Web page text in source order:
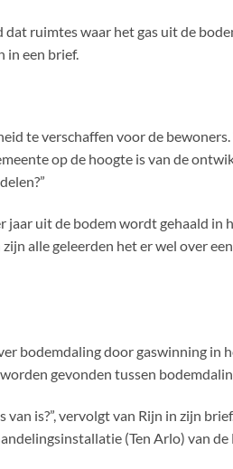
ruimtes waar het gas uit de
in een brief.
te verschaffen voor de
op de hoogte is van de
jaar uit de bodem wordt gehaald
alle geleerden het er wel over
bodemdaling door gaswinning
gevonden tussen
van is?”, vervolgt van Rijn in zijn
(Ten Arlo) van de